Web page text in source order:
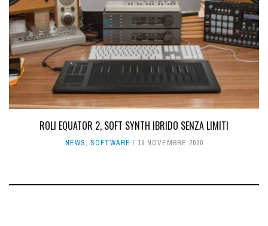
ROLI EQUATOR 2, SOFT SYNTH IBRIDO SENZA LIMITI
NEWS, SOFTWARE 19 NOVEMBRE 2020